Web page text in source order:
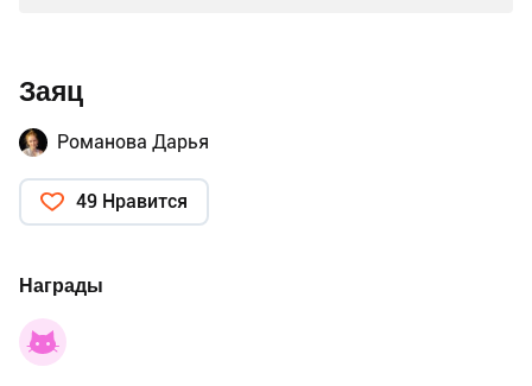
Заяц
Романова Дарья
49 Нравится
Награды